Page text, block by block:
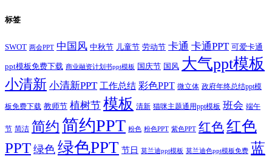
标签
SWOT 两会PPT 中国风 中秋节 儿童节 劳动节 卡通 卡通PPT 可爱卡通
ppt模板免费下载 商业融资计划书ppt模板 国庆节 国风 大气ppt模板
小清新 小清新PPT 工作总结 彩色PPT 微立体 政府年终总结ppt模
板免费下载 教师节 植树节 模板 清新 猫咪主题通用ppt模板 班会 端午
节 简洁 简约 简约PPT 粉色 粉色PPT 紫色PPT 红色红色
PPT 绿色 绿色PPT 节日 莫兰迪ppt模板 莫兰迪色ppt模板免费 蓝